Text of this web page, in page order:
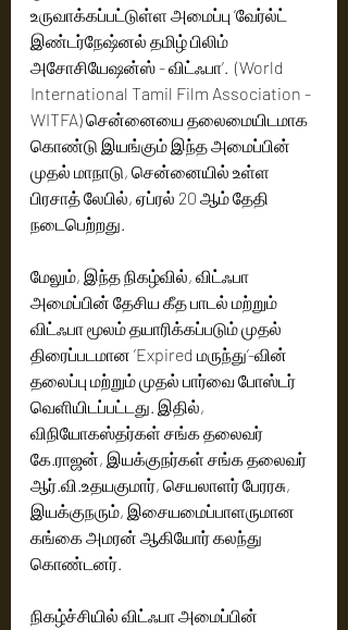
உருவாக்கப்பட்டுள்ள அமைப்பு ‘வேர்ல்ட்
இண்டர்நேஷ்னல் தமிழ் பிலிம்
அசோசியேஷன்ஸ் - விட்ஃபா’.  (World
International Tamil Film Association -
WITFA) சென்னையை தலைமையிடமாக
கொண்டு இயங்கும் இந்த அமைப்பின்
முதல் மாநாடு, சென்னையில் உள்ள
பிரசாத் லேபில், ஏப்ரல் 20 ஆம் தேதி
நடைபெற்றது.
மேலும், இந்த நிகழ்வில், விட்ஃபா
அமைப்பின் தேசிய கீத பாடல் மற்றும்
விட்ஃபா மூலம் தயாரிக்கப்படும் முதல்
திரைப்படமான ’Expired மருந்து’-வின்
தலைப்பு மற்றும் முதல் பார்வை போஸ்டர்
வெளியிடப்பட்டது. இதில்,
விநியோகஸ்தர்கள் சங்க தலைவர்
கே.ராஜன், இயக்குநர்கள் சங்க தலைவர்
ஆர்.வி.உதயகுமார், செயலாளர் பேரரசு,
இயக்குநரும், இசையமைப்பாளருமான
கங்கை அமரன் ஆகியோர் கலந்து
கொண்டனர்.
நிகழ்ச்சியில் விட்ஃபா அமைப்பின்